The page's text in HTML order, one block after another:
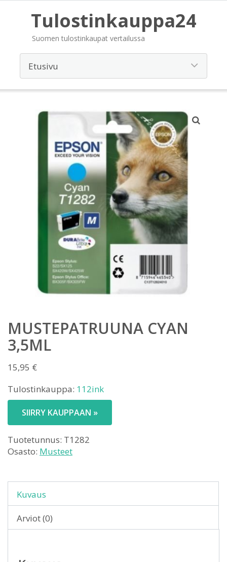
Tulostinkauppa24
Suomen tulostinkaupat vertailussa
MUSTEPATRUUNA CYAN
3,5ML
15,95 €
Tulostinkauppa: 112ink
SIIRRY KAUPPAAN »
Tuotetunnus: T1282
Osasto: Musteet
Kuvaus
Arviot (0)